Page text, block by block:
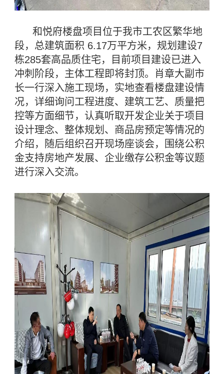
和悦府楼盘项目位于我市工农区繁华地
段，总建筑面积 6.17万平方米，规划建设7
栋285套高品质住宅，目前项目建设已进入
冲刺阶段，主体工程即将封顶。肖章大副市
长一行深入施工现场，实地查看楼盘建设情
况，详细询问工程进度、建筑工艺、质量把
控等方面细节，认真听取开发企业关于项目
设计理念、整体规划、商品房预定等情况的
介绍，随后组织召开现场座谈会，围绕公积
金支持房地产发展、企业缴存公积金等议题
进行深入交流。